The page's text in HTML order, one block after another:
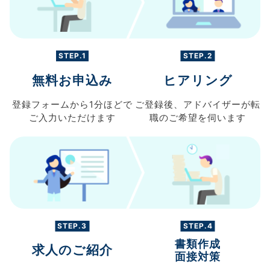
STEP.1
無料お申込み
登録フォームから 1分ほどで
ご入力 いただけます
STEP.2
ヒアリング
ご登録後、 アドバイザーが転
職のご希望を伺います
STEP.3
求人のご紹介
STEP.4
書類作成
面接対策